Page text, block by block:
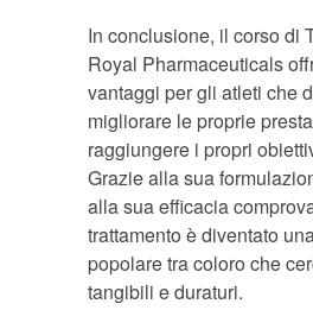
In conclusione, il corso di
Royal Pharmaceuticals
vantaggi per gli atleti che
migliorare le proprie
raggiungere i propri
Grazie alla sua
alla sua efficacia
trattamento è diventato
popolare tra coloro che
tangibili e duraturi.